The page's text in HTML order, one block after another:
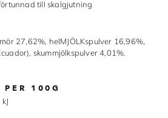
till skalgjutning
27,62%, helMJÖLKspulver 16,96%,
skummjölkspulver 4,01%.
PER 100G